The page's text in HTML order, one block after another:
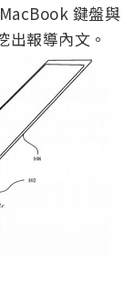
鍵盤與
出報導內文。